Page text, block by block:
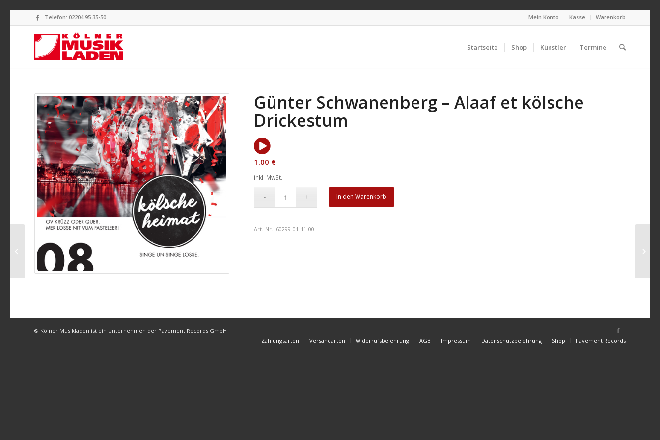
Mein Konto Kasse Warenkorb
Telefon: 02204 95 35-50
Startseite Shop Künstler Termine
Günter Schwanenberg – Alaaf et kölsche
Drickestum
1,00 €
inkl. MwSt.
In den Warenkorb
Art.-Nr.: 60299-01-11-00
© Kölner Musikladen ist ein Unternehmen der Pavement Records GmbH
Zahlungsarten
Versandarten Widerrufsbelehrung AGB Impressum Datenschutzbelehrung Shop Pavement Records
Bläck Fööss und alle
Gäste – Heimweh nach